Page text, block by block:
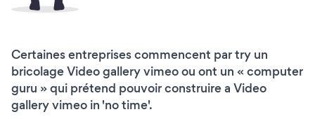
Certaines entreprises commencent par try un
bricolage Video gallery vimeo ou ont un « computer
guru » qui prétend pouvoir construire a Video
gallery vimeo in 'no time'.